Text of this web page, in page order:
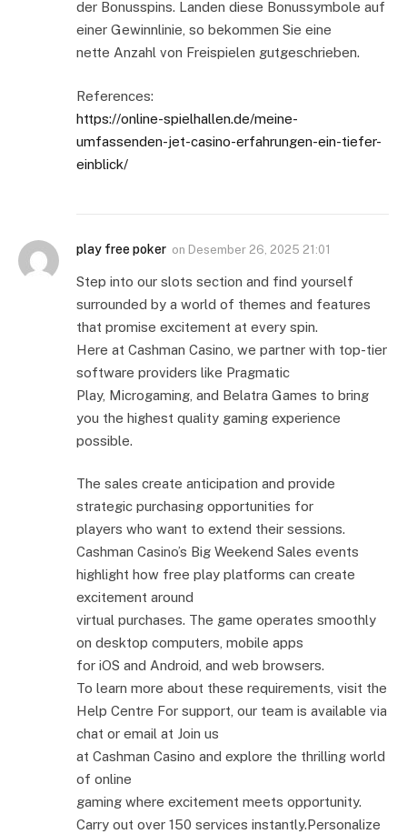
der Bonusspins. Landen diese Bonussymbole auf
einer Gewinnlinie, so bekommen Sie eine
nette Anzahl von Freispielen gutgeschrieben.
References:
https://online-spielhallen.de/meine-
umfassenden-jet-casino-erfahrungen-ein-tiefer-
einblick/
play free poker on Desember 26, 2025 21:01
Step into our slots section and find yourself
surrounded by a world of themes and features
that promise excitement at every spin.
Here at Cashman Casino, we partner with top-tier
software providers like Pragmatic
Play, Microgaming, and Belatra Games to bring
you the highest quality gaming experience
possible.
The sales create anticipation and provide
strategic purchasing opportunities for
players who want to extend their sessions.
Cashman Casino’s Big Weekend Sales events
highlight how free play platforms can create
excitement around
virtual purchases. The game operates smoothly
on desktop computers, mobile apps
for iOS and Android, and web browsers.
To learn more about these requirements, visit the
Help Centre For support, our team is available via
chat or email at Join us
at Cashman Casino and explore the thrilling world
of online
gaming where excitement meets opportunity.
Carry out over 150 services instantly.Personalize